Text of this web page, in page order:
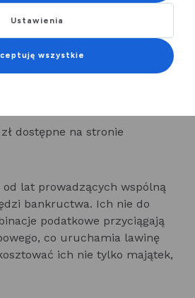
i trzyma widza w napięciu
dostępne na stronie
od lat prowadzących wspólną
bankructwa. Ich nie do
podatkowe przyciągają
co uruchamia lawinę
ich nie tylko majątek,
Ustawienia
wszystkie